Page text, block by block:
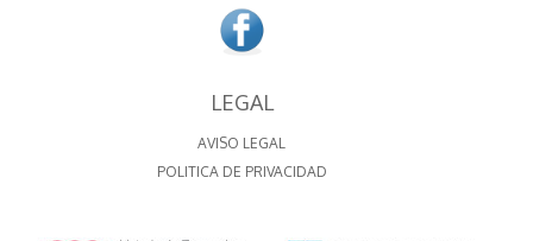
LEGAL
AVISO LEGAL
POLITICA DE PRIVACIDAD